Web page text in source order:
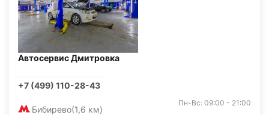
Автосервис Дмитровка
+7 (499) 110-28-43
Бибирево(1,6 км)
Пн-Вс: 09:00 - 21:00